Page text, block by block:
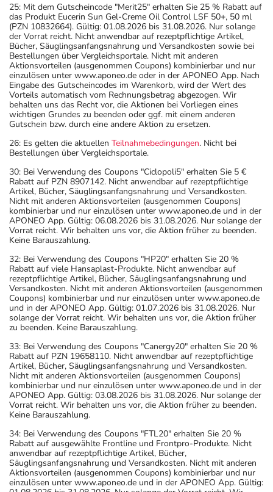
25: Mit dem Gutscheincode "Merit25" erhalten Sie 25 % Rabatt auf
das Produkt Eucerin Sun Gel-Creme Oil Control LSF 50+, 50 ml
(PZN 10832664). Gültig: 01.08.2026 bis 31.08.2026. Nur solange
der Vorrat reicht. Nicht anwendbar auf rezeptpflichtige Artikel,
Bücher, Säuglingsanfangsnahrung und Versandkosten sowie bei
Bestellungen über Vergleichsportale. Nicht mit anderen
Aktionsvorteilen (ausgenommen Coupons) kombinierbar und nur
einzulösen unter www.aponeo.de oder in der APONEO App. Nach
Eingabe des Gutscheincodes im Warenkorb, wird der Wert des
Vorteils automatisch vom Rechnungsbetrag abgezogen. Wir
behalten uns das Recht vor, die Aktionen bei Vorliegen eines
wichtigen Grundes zu beenden oder ggf. mit einem anderen
Gutschein bzw. durch eine andere Aktion zu ersetzen.
26: Es gelten die aktuellen Teilnahmebedingungen. Nicht bei
Bestellungen über Vergleichsportale.
30: Bei Verwendung des Coupons "Ciclopoli5" erhalten Sie 5 €
Rabatt auf PZN 8907142. Nicht anwendbar auf rezeptpflichtige
Artikel, Bücher, Säuglingsanfangsnahrung und Versandkosten.
Nicht mit anderen Aktionsvorteilen (ausgenommen Coupons)
kombinierbar und nur einzulösen unter www.aponeo.de und in der
APONEO App. Gültig: 06.08.2026 bis 31.08.2026. Nur solange der
Vorrat reicht. Wir behalten uns vor, die Aktion früher zu beenden.
Keine Barauszahlung.
32: Bei Verwendung des Coupons "HP20" erhalten Sie 20 %
Rabatt auf viele Hansaplast-Produkte. Nicht anwendbar auf
rezeptpflichtige Artikel, Bücher, Säuglingsanfangsnahrung und
Versandkosten. Nicht mit anderen Aktionsvorteilen (ausgenommen
Coupons) kombinierbar und nur einzulösen unter www.aponeo.de
und in der APONEO App. Gültig: 01.07.2026 bis 31.08.2026. Nur
solange der Vorrat reicht. Wir behalten uns vor, die Aktion früher
zu beenden. Keine Barauszahlung.
33: Bei Verwendung des Coupons "Canergy20" erhalten Sie 20 %
Rabatt auf PZN 19658110. Nicht anwendbar auf rezeptpflichtige
Artikel, Bücher, Säuglingsanfangsnahrung und Versandkosten.
Nicht mit anderen Aktionsvorteilen (ausgenommen Coupons)
kombinierbar und nur einzulösen unter www.aponeo.de und in der
APONEO App. Gültig: 03.08.2026 bis 31.08.2026. Nur solange der
Vorrat reicht. Wir behalten uns vor, die Aktion früher zu beenden.
Keine Barauszahlung.
34: Bei Verwendung des Coupons "FTL20" erhalten Sie 20 %
Rabatt auf ausgewählte Frontline und Frontpro-Produkte. Nicht
anwendbar auf rezeptpflichtige Artikel, Bücher,
Säuglingsanfangsnahrung und Versandkosten. Nicht mit anderen
Aktionsvorteilen (ausgenommen Coupons) kombinierbar und nur
einzulösen unter www.aponeo.de und in der APONEO App. Gültig: